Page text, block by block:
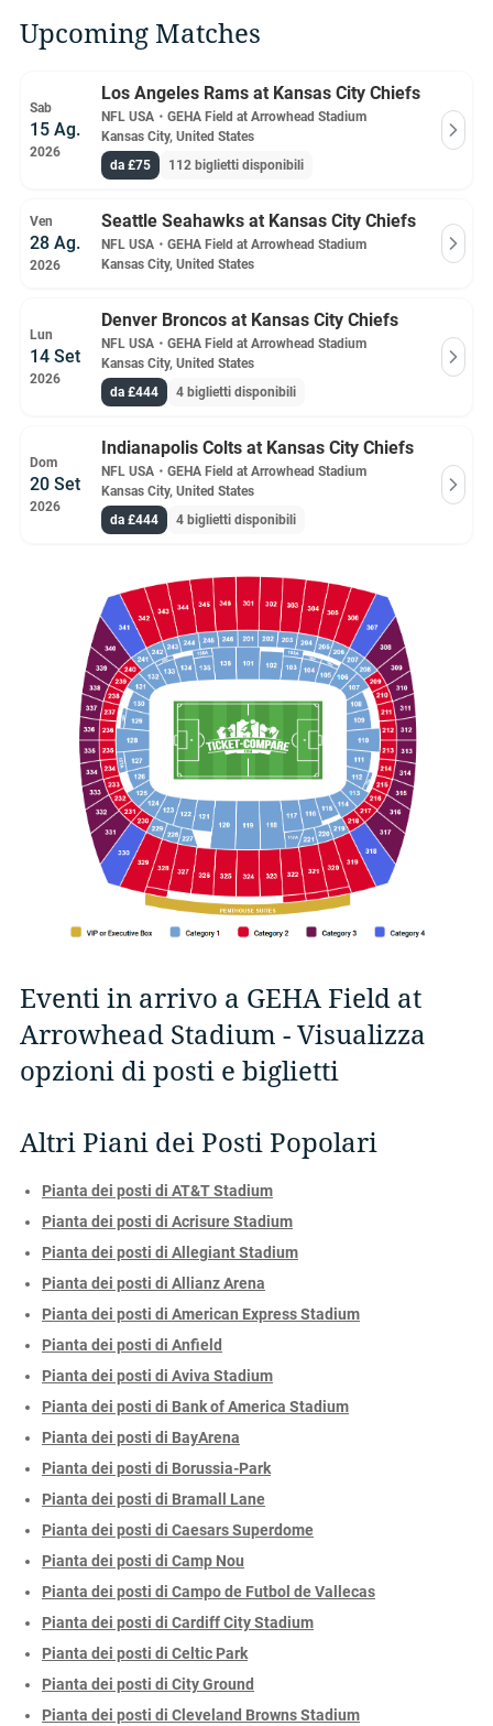
Upcoming Matches
Sab
15 Ag.
2026
Los Angeles Rams at Kansas City Chiefs
NFL USA ・ GEHA Field at Arrowhead Stadium
Kansas City, United States
da £75
112 biglietti disponibili
Ven
28 Ag.
2026
Seattle Seahawks at Kansas City Chiefs
NFL USA ・ GEHA Field at Arrowhead Stadium
Kansas City, United States
Lun
14 Set
2026
Denver Broncos at Kansas City Chiefs
NFL USA ・ GEHA Field at Arrowhead Stadium
Kansas City, United States
da £444
4 biglietti disponibili
Dom
20 Set
2026
Indianapolis Colts at Kansas City Chiefs
NFL USA ・ GEHA Field at Arrowhead Stadium
Kansas City, United States
da £444
4 biglietti disponibili
Eventi in arrivo a GEHA Field at
Arrowhead Stadium - Visualizza
opzioni di posti e biglietti
Altri Piani dei Posti Popolari
Pianta dei posti di AT&T Stadium
Pianta dei posti di Acrisure Stadium
Pianta dei posti di Allegiant Stadium
Pianta dei posti di Allianz Arena
Pianta dei posti di American Express Stadium
Pianta dei posti di Anfield
Pianta dei posti di Aviva Stadium
Pianta dei posti di Bank of America Stadium
Pianta dei posti di BayArena
Pianta dei posti di Borussia-Park
Pianta dei posti di Bramall Lane
Pianta dei posti di Caesars Superdome
Pianta dei posti di Camp Nou
Pianta dei posti di Campo de Futbol de Vallecas
Pianta dei posti di Cardiff City Stadium
Pianta dei posti di Celtic Park
Pianta dei posti di City Ground
Pianta dei posti di Cleveland Browns Stadium